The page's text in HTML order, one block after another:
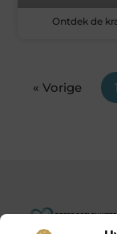
Ontdek de
« Vorige 1